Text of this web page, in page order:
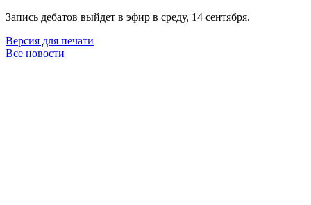
Запись дебатов выйдет в эфир в среду, 14 сентября.
Версия для печати
Все новости